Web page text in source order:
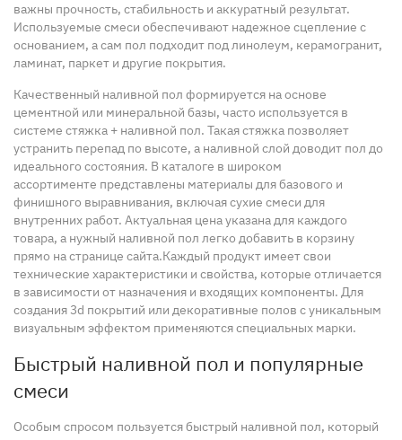
важны прочность, стабильность и аккуратный результат.
Используемые смеси обеспечивают надежное сцепление с
основанием, а сам пол подходит под линолеум, керамогранит,
ламинат, паркет и другие покрытия.
Качественный наливной пол формируется на основе
цементной или минеральной базы, часто используется в
системе стяжка + наливной пол. Такая стяжка позволяет
устранить перепад по высоте, а наливной слой доводит пол до
идеального состояния. В каталоге в широком
ассортименте представлены материалы для базового и
финишного выравнивания, включая сухие смеси для
внутренних работ. Актуальная цена указана для каждого
товара, а нужный наливной пол легко добавить в корзину
прямо на странице сайта.Каждый продукт имеет свои
технические характеристики и свойства, которые отличается
в зависимости от назначения и входящих компоненты. Для
создания 3d покрытий или декоративные полов с уникальным
визуальным эффектом применяются специальных марки.
Быстрый наливной пол и популярные
смеси
Особым спросом пользуется быстрый наливной пол, который